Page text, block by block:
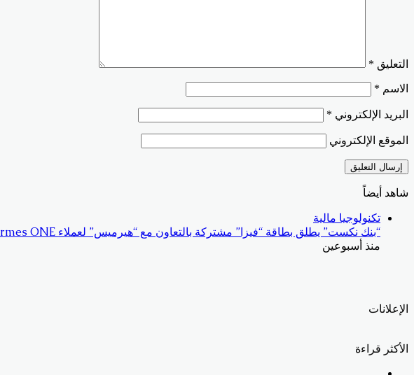
التعليق *
الاسم *
البريد الإلكتروني *
الموقع الإلكتروني
شاهد أيضاً
تكنولوجيا مالية
“بنك نكست” يطلق بطاقة “فيزا” مشتركة بالتعاون مع “هيرميس” لعملاء EFG Hermes ONE
منذ أسبوعين
الإعلانات
الأكثر قراءة